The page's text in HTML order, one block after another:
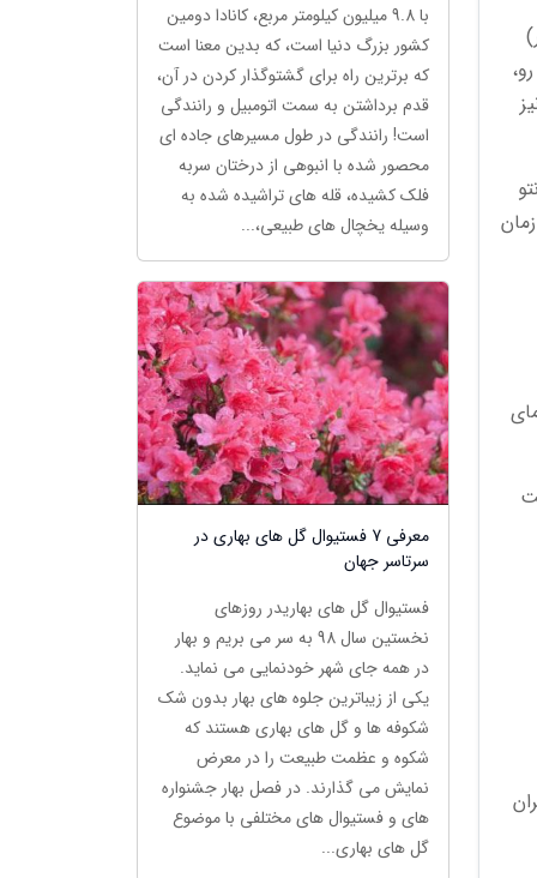
(10 شهریور تا 9 آذر)
افت
با 9.8 میلیون کیلومتر مربع، کانادا دومین
کشور بزرگ دنیا است، که بدین معنا است
که برترین راه برای گشت­و­گذار کردن در آن،
قدم برداشتن به سمت اتومبیل و رانندگی
است! رانندگی در طول مسیرهای جاده ای
محصور شده با انبوهی از درختان سربه
فلک کشیده، قله های تراشیده شده به
وسیله یخچال های طبیعی،...
معرفی 7 فستیوال گل های بهاری در
سرتاسر جهان
فستیوال گل های بهاریدر روزهای
نخستین سال 98 به سر می بریم و بهار
در همه جای شهر خودنمایی می نماید.
یکی از زیباترین جلوه های بهار بدون شک
شکوفه ها و گل های بهاری هستند که
شکوه و عظمت طبیعت را در معرض
نمایش می گذارند. در فصل بهار جشنواره
های و فستیوال های مختلفی با موضوع
گل های بهاری...